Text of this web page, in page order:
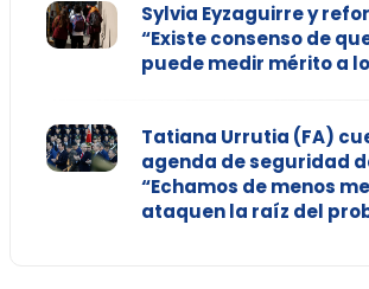
Sylvia Eyzaguirre y
“Existe consenso de
puede medir mérito a
Tatiana Urrutia (FA)
agenda de seguridad
“Echamos de menos
ataquen la raíz del